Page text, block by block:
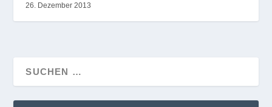
26. Dezember 2013